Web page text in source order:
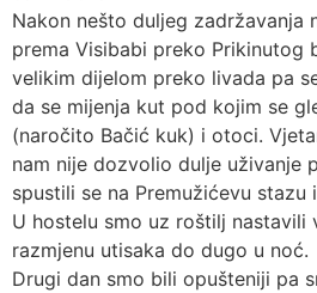
Nakon nešto duljeg zadržavanja
prema Visibabi preko Prikinutog
velikim dijelom preko livada pa
da se mijenja kut pod kojim se
(naročito Bačić kuk) i otoci.
nam nije dozvolio dulje uživanje
spustili se na Premužićevu stazu
U hostelu smo uz roštilj nastavili
razmjenu utisaka do dugo u noć.
Drugi dan smo bili opušteniji pa